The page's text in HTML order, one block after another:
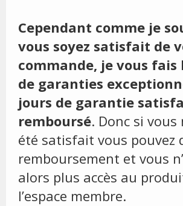
Cependant comme je
vous soyez satisfait de
commande, je vous fais
de garanties
jours de garantie
remboursé. Donc si vous
été satisfait vous pouvez
remboursement et vous
alors plus accès au
l’espace membre.